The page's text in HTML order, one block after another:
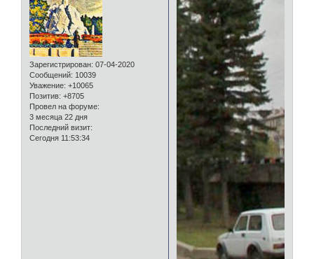
Зарегистрирован: 07-04-2020
Сообщений: 10039
Уважение: +10065
Позитив: +8705
Провел на форуме:
3 месяца 22 дня
Последний визит:
Сегодня 11:53:34